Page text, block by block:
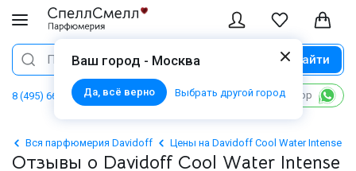
Ваш город - Москва
Да, всё верно Выбрать другой город
Поиск Найти
8 (495) 668 06 02 Написать в WhatsApp
Вся парфюмерия Davidoff Цены на Davidoff Cool Water Intense
Отзывы о Davidoff Cool Water Intense